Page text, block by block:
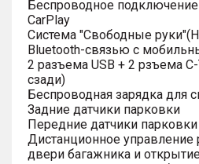
Беспроводное
CarPlay
Система "Свободные
Bluetooth-связью с
2 разъема USB + 2 рзъема
сзади)
Беспроводная зарядка для
Задние датчики парковки
Передние датчики парковки
Дистанционное управление
двери багажника и